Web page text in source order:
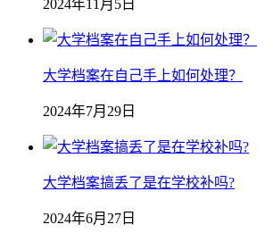
2024年11月5日
大学档案在自己手上如何处理？
2024年7月29日
大学档案搞丢了是在学校补吗?
2024年6月27日